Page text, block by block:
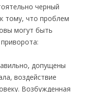
черный
тому, что проблем
могут быть
допущены
воздействие
Возбужденная